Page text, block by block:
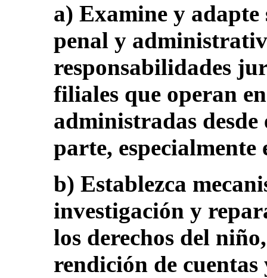
a) Examine y
penal y
responsabilidades
filiales que operan
administradas
parte,
b) Establezca
investigación y
los derechos del
rendición de